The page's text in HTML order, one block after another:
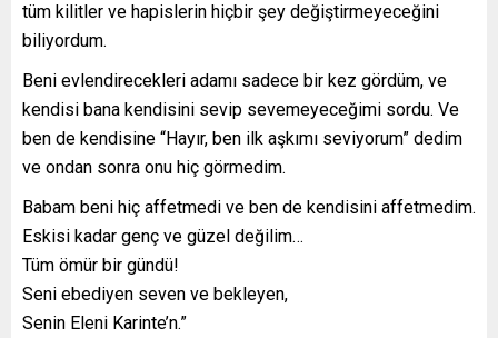
tüm kilitler ve hapislerin hiçbir şey değiştirmeyeceğini
biliyordum.
Beni evlendirecekleri adamı sadece bir kez gördüm, ve
kendisi bana kendisini sevip sevemeyeceğimi sordu. Ve
ben de kendisine “Hayır, ben ilk aşkımı seviyorum” dedim
ve ondan sonra onu hiç görmedim.
Babam beni hiç affetmedi ve ben de kendisini affetmedim.
Eskisi kadar genç ve güzel değilim…
Tüm ömür bir gündü!
Seni ebediyen seven ve bekleyen,
Senin Eleni Karinte’n.”